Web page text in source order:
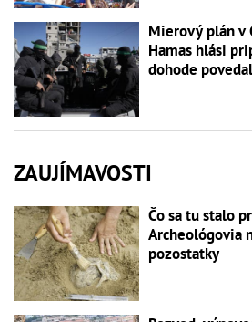
Mierový plán v
Hamas hlási
dohode
ZAUJÍMAVOSTI
Čo sa tu stalo
Archeológovia
pozostatky